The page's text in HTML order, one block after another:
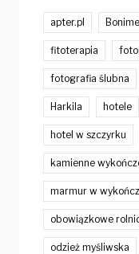
apter.pl
fitoterapia
fotografia ślubna
Harkila hotele
hotel w szczyrku
kamienne
marmur w
obowiązkowe
odzież myśliwska